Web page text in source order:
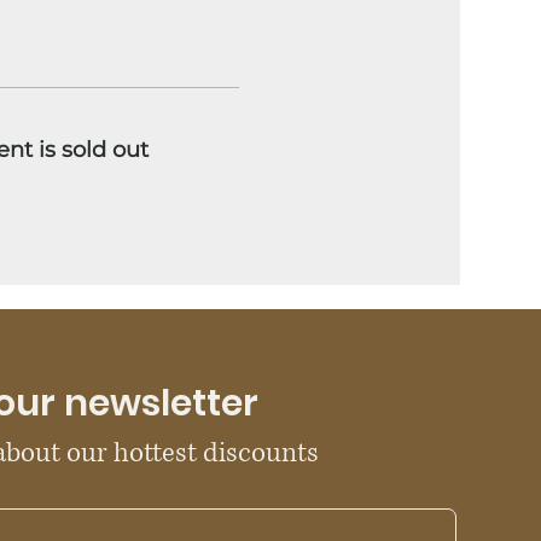
is sold out
newsletter
our hottest discounts